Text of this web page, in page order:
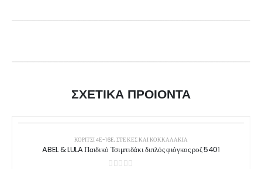
ΣΧΕΤΙΚΑ ΠΡΟΙΟΝΤΑ
ΚΟΡΙΤΣΙ 4Ε-16Ε,ΣΤΈΚΕΣ ΚΑΙ ΚΟΚΚΑΛΆΚΙΑ
ABEL & LULA Παιδικό Τσιμπιδάκι διπλός φιόγκος ροζ 5401